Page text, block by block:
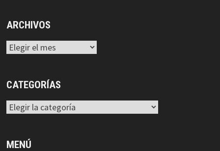
ARCHIVOS
Archivos
CATEGORÍAS
Categorías
MENÚ